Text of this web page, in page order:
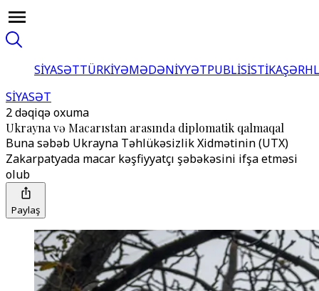
SİYASƏTTÜRKİYƏMƏDƏNİYYƏTPUBLİSİSTİKA
SİYASƏT
2 dəqiqə oxuma
Ukrayna və Macarıstan arasında diplomatik qalmaqal
Buna səbəb Ukrayna Təhlükəsizlik Xidmətinin (UTX)
Zakarpatyada macar kəşfiyyatçı şəbəkəsini ifşa etməsi
olub
Paylaş